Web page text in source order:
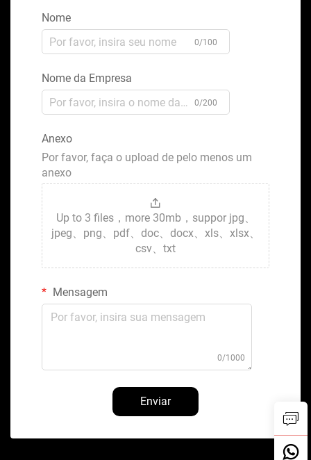
Nome
0/100
Nome da Empresa
0/200
Anexo
Por favor, faça o upload de pelo menos um
anexo
Up to 3 files，more 30mb，suppor jpg、
jpeg、png、pdf、doc、docx、xls、xlsx、
csv、txt
Mensagem
0/1000
Enviar